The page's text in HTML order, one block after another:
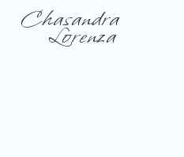
Chasandra
Lorenza